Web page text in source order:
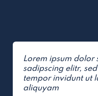
Lorem ipsum dolor
sadipscing elitr,
tempor invidunt ut
aliquyam